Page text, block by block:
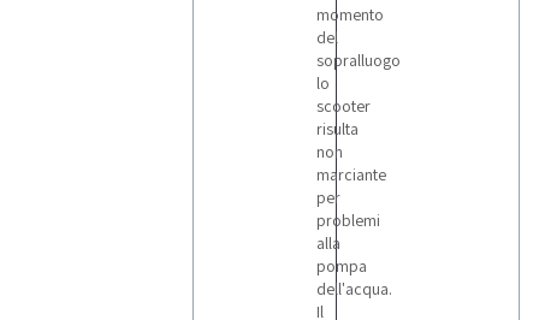
momento
del
sopralluogo
lo
scooter
risulta
non
marciante
per
problemi
alla
pompa
dell'acqua.
Il